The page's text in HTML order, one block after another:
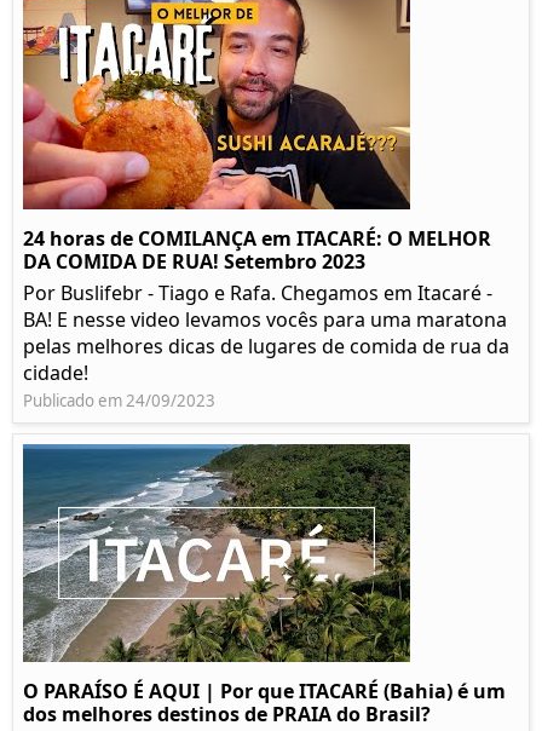
24 horas de COMILANÇA em ITACARÉ: O MELHOR
DA COMIDA DE RUA! Setembro 2023
Por Buslifebr - Tiago e Rafa. Chegamos em Itacaré -
BA! E nesse video levamos vocês para uma maratona
pelas melhores dicas de lugares de comida de rua da
cidade!
Publicado em 24/09/2023
O PARAÍSO É AQUI | Por que ITACARÉ (Bahia) é um
dos melhores destinos de PRAIA do Brasil?